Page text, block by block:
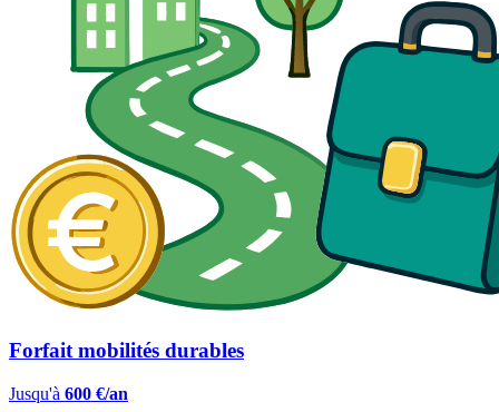
Forfait mobilités durables
Jusqu'à 600 €/an